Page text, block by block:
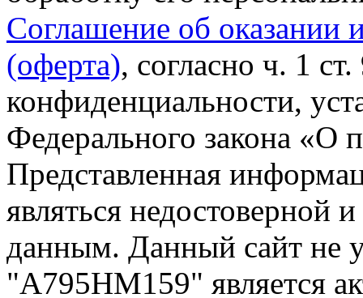
Соглашение об оказании
(оферта), согласно ч. 1
конфиденциальности,
Федерального закона «О
Представленная
являться недостоверной
данным. Данный сайт не
"А795НМ159" является